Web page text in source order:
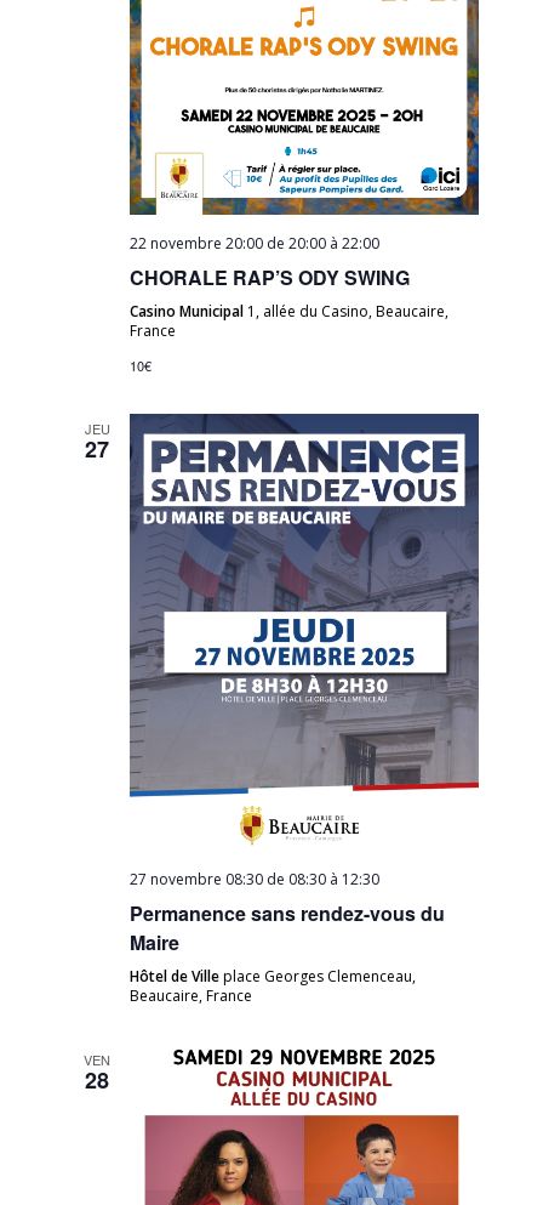
22 novembre 20:00 de 20:00 à22:00
CHORALE RAP’S ODY SWING
Casino Municipal 1, allée du Casino, Beaucaire,
France
10€
JEU
27
27 novembre 08:30 de 08:30 à 12:30
Permanence sans rendez-vous du
Maire
Hôtel de Villeplace Georges Clemenceau,
Beaucaire, France
VEN
28